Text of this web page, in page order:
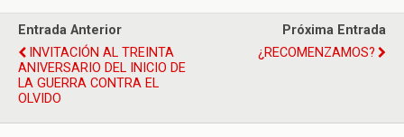
Entrada Anterior
INVITACIÓN AL TREINTA
ANIVERSARIO DEL INICIO DE
LA GUERRA CONTRA EL
OLVIDO
Próxima Entrada
¿RECOMENZAMOS?